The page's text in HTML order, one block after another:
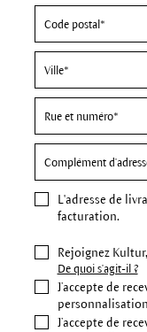
L'adresse de
facturation.
Rejoignez
De quoi s'agit-il ?
J’accepte de
J’accepte de